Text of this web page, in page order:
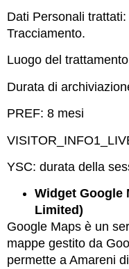
Dati Personali
Tracciamento.
Luogo del
Durata di
PREF: 8 mesi
YSC: durata della
Widget Google
Limited)
Google Maps è un
mappe gestito da
permette a Amareni